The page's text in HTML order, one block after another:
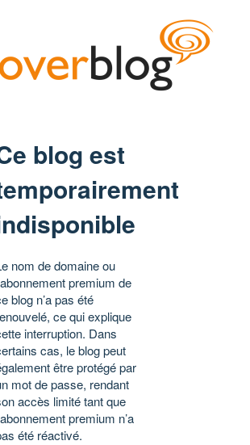
blog est
nom de domaine ou
premium de
blog n’a pas été
ce qui explique
interruption. Dans
cas, le blog peut
être protégé par
mot de passe, rendant
accès limité tant que
premium n’a
été réactivé.